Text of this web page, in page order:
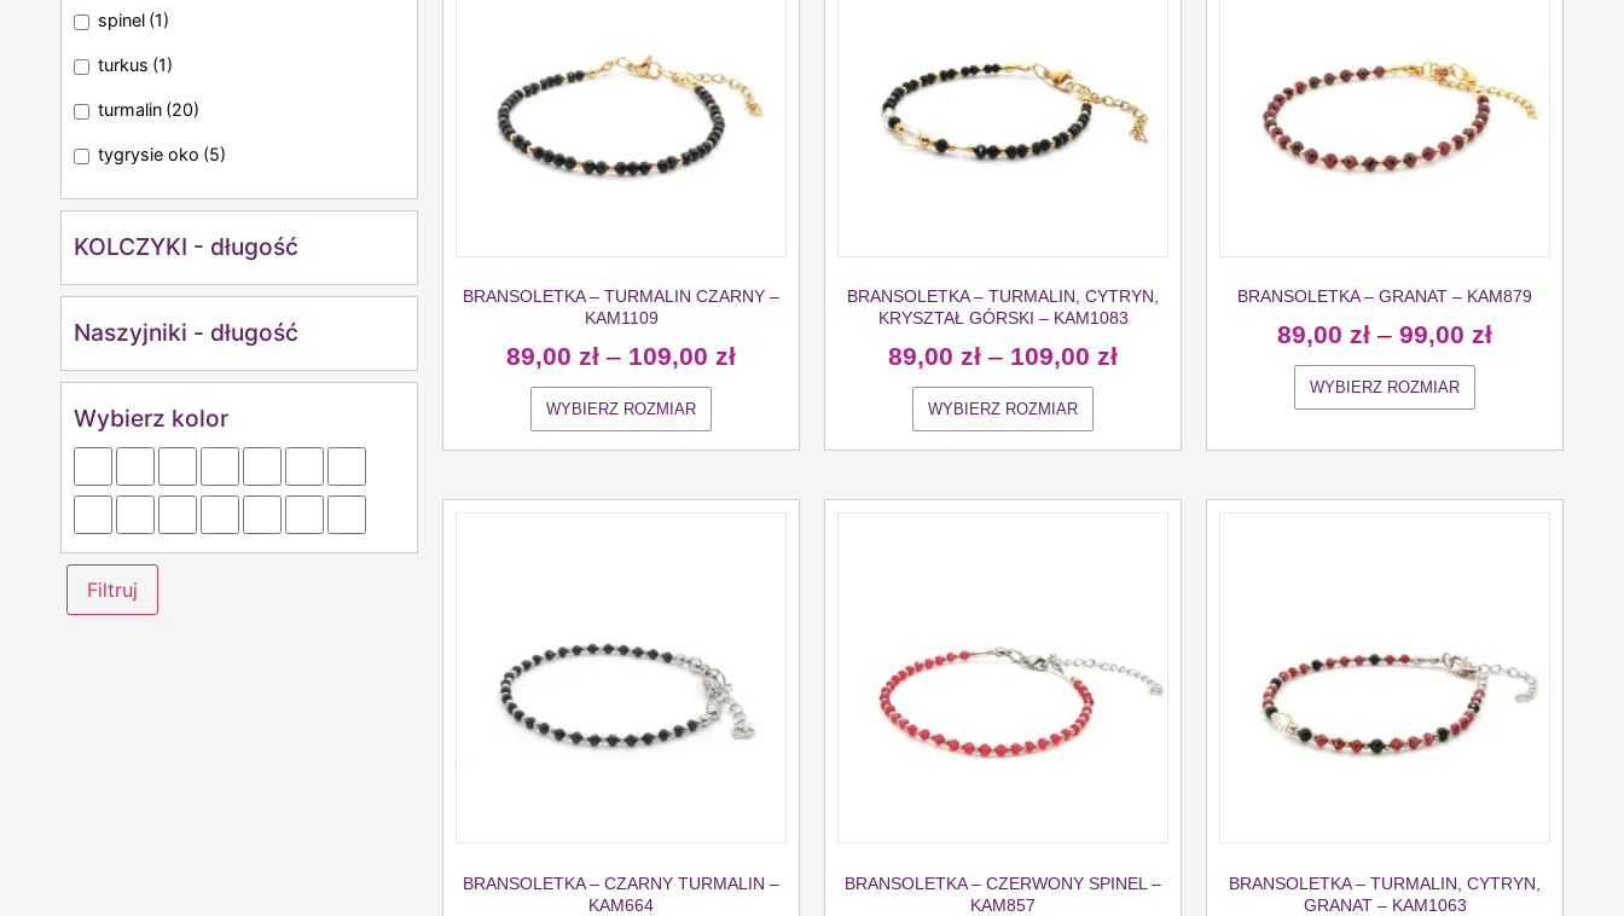
spinel (1)
turkus (1)
turmalin (20)
tygrysie oko (5)
KOLCZYKI - długość
Naszyjniki - długość
Wybierz kolor
Filtruj
BRANSOLETKA – TURMALIN CZARNY –
KAM1109
89,00 zł – 109,00 zł
WYBIERZ ROZMIAR
BRANSOLETKA – TURMALIN, CYTRYN,
KRYSZTAŁ GÓRSKI – KAM1083
89,00 zł – 109,00 zł
WYBIERZ ROZMIAR
BRANSOLETKA – GRANAT – KAM879
89,00 zł – 99,00 zł
WYBIERZ ROZMIAR
BRANSOLETKA – CZARNY TURMALIN –
KAM664
BRANSOLETKA – CZERWONY SPINEL –
KAM857
BRANSOLETKA – TURMALIN, CYTRYN,
GRANAT – KAM1063